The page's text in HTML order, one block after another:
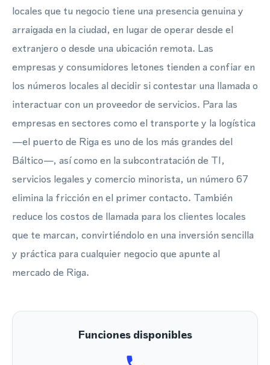
locales que tu negocio tiene una presencia genuina y
arraigada en la ciudad, en lugar de operar desde el
extranjero o desde una ubicación remota. Las
empresas y consumidores letones tienden a confiar en
los números locales al decidir si contestar una llamada o
interactuar con un proveedor de servicios. Para las
empresas en sectores como el transporte y la logística
—el puerto de Riga es uno de los más grandes del
Báltico—, así como en la subcontratación de TI,
servicios legales y comercio minorista, un número 67
elimina la fricción en el primer contacto. También
reduce los costos de llamada para los clientes locales
que te marcan, convirtiéndolo en una inversión sencilla
y práctica para cualquier negocio que apunte al
mercado de Riga.
Funciones disponibles